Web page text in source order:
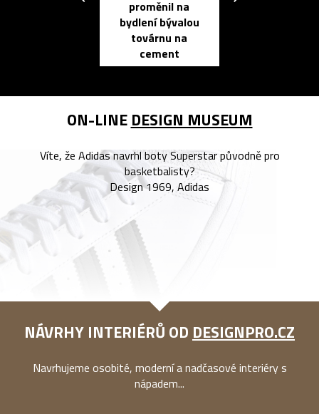
proměnil na
bydlení bývalou
továrnu na
cement
ON-LINE DESIGN MUSEUM
Víte, že Adidas navrhl boty Superstar původně pro
basketbalisty?
Design 1969, Adidas
NÁVRHY INTERIÉRŮ OD DESIGNPRO.CZ
Navrhujeme osobité, moderní a nadčasové interiéry s
nápadem...